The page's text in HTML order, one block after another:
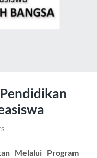
Melalui Program